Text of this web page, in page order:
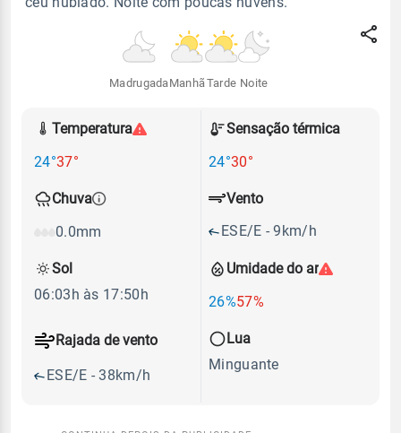
Madrugada Manhã Tarde Noite
Temperatura
24°37°
Sensação térmica
24°30°
Chuva
0.0mm
Umidade do ar
26%57%
Vento
ESE/E - 9km/h
Rajada de vento
ESE/E - 38km/h
Sol
06:03h às 17:50h
Lua
Minguante